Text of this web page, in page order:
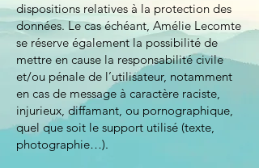
dispositions relatives à la protection des
données. Le cas échéant, Amélie Lecomte
se réserve également la possibilité de
mettre en cause la responsabilité civile
et/ou pénale de l’utilisateur, notamment
en cas de message à caractère raciste,
injurieux, diffamant, ou pornographique,
quel que soit le support utilisé (texte,
photographie…).